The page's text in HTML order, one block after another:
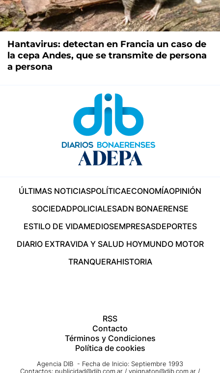
Hantavirus: detectan en Francia un caso de
la cepa Andes, que se transmite de persona
a persona
ÚLTIMAS NOTICIASPOLÍTICAECONOMÍAOPINIÓN
SOCIEDADPOLICIALESADN BONAERENSE
ESTILO DE VIDAMEDIOSEMPRESASDEPORTES
DIARIO EXTRAVIDA Y SALUD HOYMUNDO MOTOR
TRANQUERAHISTORIA
RSS
Contacto
Términos y Condiciones
Política de cookies
Agencia DIB - Fecha de Inicio: Septiembre 1993
Contactos: publicidad@dib.com.ar / vpignaton@dib.com.ar /